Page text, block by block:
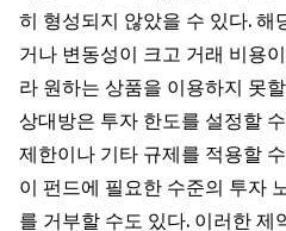
히 형성되지 않았을 수 있다. 해
거나 변동성이 크고 거래 비용
라 원하는 상품을 이용하지 못
상대방은 투자 한도를 설정할
제한이나 기타 규제를 적용할
이 펀드에 필요한 수준의 투자
를 거부할 수도 있다. 이러한